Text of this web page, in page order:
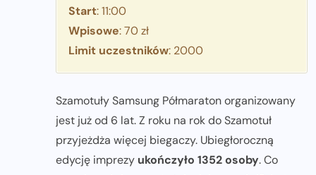
Start: 11:00
Wpisowe: 70 zł
Limit uczestników: 2000
Szamotuły Samsung Półmaraton organizowany
jest już od 6 lat. Z roku na rok do Szamotuł
przyjeżdża więcej biegaczy. Ubiegłoroczną
edycję imprezy ukończyło 1352 osoby. Co